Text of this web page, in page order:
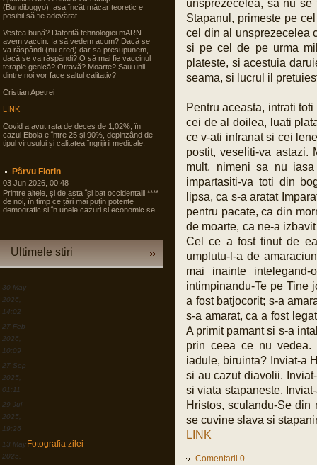
(Bundibugyo), așa încât măcar teoretic e
posibil să fie adevărat.
Vestea bună? Datorită tehnologiei mARN
avem vaccin. Ia să vedem acum? Dacă se
va răspândi (nu cred) dar să presupunem,
dacă se va răspândi? O să mai fie vaccinul
terapie genicā? Otravă? Moarte? Sau unii
dintre noi vor face saltul calitativ?
Cristian Apetrei
LINK
Covid a avut rata de deces de 1,02%, în
cazul Ebola e între 25 și 90%, depinzând de
tipul virusului și calitatea îngrijirii medicale.
Pârvu Florin
03 Jun 2026, 00:48
Printre altele, și de asta își bat occidentalii ****
de noi, în timp ce țări mai puțin potente
demografic și în unele cazuri și economic se
din societate, noi încă dezbatem cine e
războiul cea mai bună resursă a Europei sunt
Pârvu Florin
19 Mar 2026, 00:50
LINK
Pârvu Florin
30 Dec 2025, 18:17
Dacă e ceva ce am învățat în viața asta,
care te iubesc, e faptul că o criză e în egală
măsură o oportunitate, dar asta doar în
măsura în care ești dispus să sacrifici
confortul pe termen scurt și să ți asumi
riscuri.
Ultimele stiri
30 May
2026,
14:02
27 Feb
2026,
10:09
27 Sep
2025,
01:11
29 Jul
2025,
19:26
13 May
2025,
Fotografia zilei
unsprezecelea, sa nu
Stapanul, primeste pe
cel din al unsprezecelea
si pe cel de pe urma
plateste, si acestuia
seama, si lucrul il
Pentru aceasta, intrati
cei de al doilea, luati
ce v-ati infranat si cei
postit, veseliti-va astazi.
mult, nimeni sa nu
impartasiti-va toti din
lipsa, ca s-a aratat
pentru pacate, ca din
de moarte, ca ne-a
Cel ce a fost tinut de
umplutu-l-a de
mai inainte
intimpinandu-Te pe Tine
a fost batjocorit; s-a
s-a amarat, ca a fost
A primit pamant si s-a
prin ceea ce nu vedea.
iadule, biruinta? Inviat-a
si au cazut diavolii.
si viata stapaneste.
Hristos, sculandu-Se din
se cuvine slava si
LINK
Comentarii 0